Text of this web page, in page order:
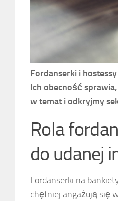
Fordanserki i
Ich obecność
w temat i odkryjmy
Rola
do udanej
Fordanserki na
chętniej angażują się